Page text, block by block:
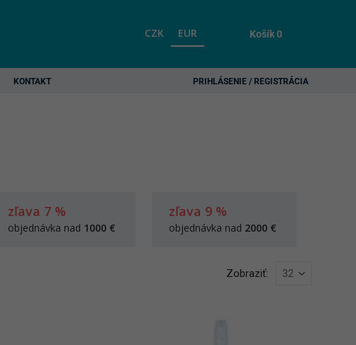
CZK EUR Košík0
KONTAKT PRIHLÁSENIE / REGISTRÁCIA
zľava 7 %
objednávka nad 1000 €
zľava 9 %
objednávka nad 2000 €
Zobraziť: